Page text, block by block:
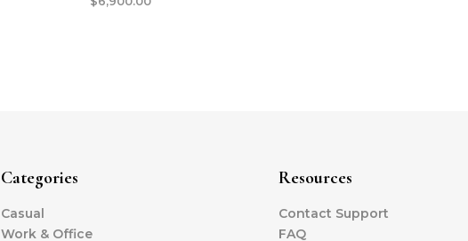
Categories
Casual
Work & Office
Resources
Contact Support
FAQ